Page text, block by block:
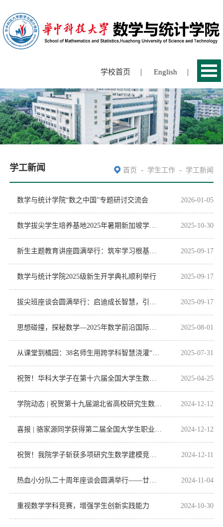
学校首页 | English |
学工新闻 首页 - 学生工作 - 学工新闻
数学与统计学院“数之中国”专题研讨交流会 2026-01-05
数学拔尖学生培养基地2025年暑期新加坡学术项目圆满收官 2025-10-30
新生主题教育讲座圆满举行：筑牢学习根基，规划美好未来 2025-09-17
数学与统计学院2025级新生开学典礼顺利举行 2025-09-17
拔尖班座谈会圆满举行：启迪成长智慧，引领学习之路 2025-09-17
思想碰撞，探秘数学—2025年数学前沿国际暑期学校总结 2025-08-01
从课堂到橘园：38名师生用跨学科智慧浇灌“振兴之果” 2025-07-31
祝贺！华科大学子在第十六届全国大学生数学竞赛中荣获佳绩！ 2025-04-25
学院动态 | 祝贺第十九届湖北省高校研究生数学讲课大赛顺利举办 2024-12-12
喜报 | 骆家源同学获得第二届全国大学生职业规划大赛校赛总决赛一等奖 2024-12-12
祝贺！我院学子斩获多项研究生数学建模竞赛国家级奖项 2024-12-11
热血小分队二十周年座谈会圆满举行——廿载热血燃岁月，初心不渝启征程 2024-11-04
重视数学学科竞赛，增强学生创新实践能力 2024-10-30